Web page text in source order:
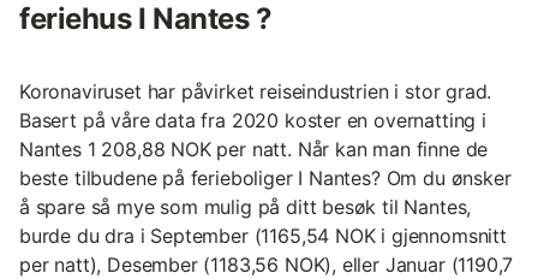
feriehus I Nantes ?
Koronaviruset har påvirket reiseindustrien i stor grad.
Basert på våre data fra 2020 koster en overnatting i
Nantes 1 208,88 NOK per natt. Når kan man finne de
beste tilbudene på ferieboliger I Nantes? Om du ønsker
å spare så mye som mulig på ditt besøk til Nantes,
burde du dra i September (1165,54 NOK i gjennomsnitt
per natt), Desember (1183,56 NOK), eller Januar (1190,7